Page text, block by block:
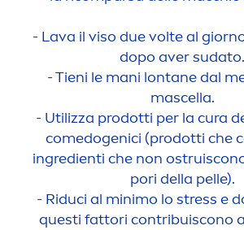
- Lava il viso due volte al
dopo aver sudato.
- Tieni le mani lontane dal
mascella.
- Utilizza prodotti per la cura
comedogenici (prodotti che
ingredienti che non
pori della pelle).
- Riduci al minimo lo stress e
questi fattori contribuiscono